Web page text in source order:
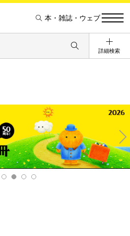
本・雑誌・ウェブ
詳細検索
Ne
xt